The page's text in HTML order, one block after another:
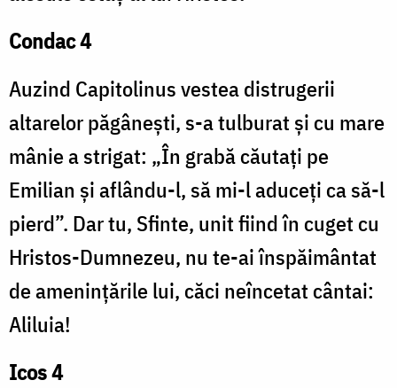
Condac 4
Auzind Capitolinus vestea distrugerii
altarelor păgânești, s-a tulburat și cu mare
mânie a strigat: „În grabă căutați pe
Emilian și aflându-l, să mi-l aduceți ca să-l
pierd”. Dar tu, Sfinte, unit fiind în cuget cu
Hristos-Dumnezeu, nu te-ai înspăimântat
de amenințările lui, căci neîncetat cântai:
Aliluia!
Icos 4